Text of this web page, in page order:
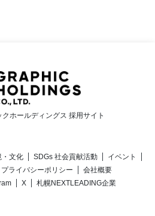
ホールディングス 採用サイト
文化 SDGs 社会貢献活動
イベント
プライバシーポリシー
会社概要
X 札幌NEXTLEADING企業